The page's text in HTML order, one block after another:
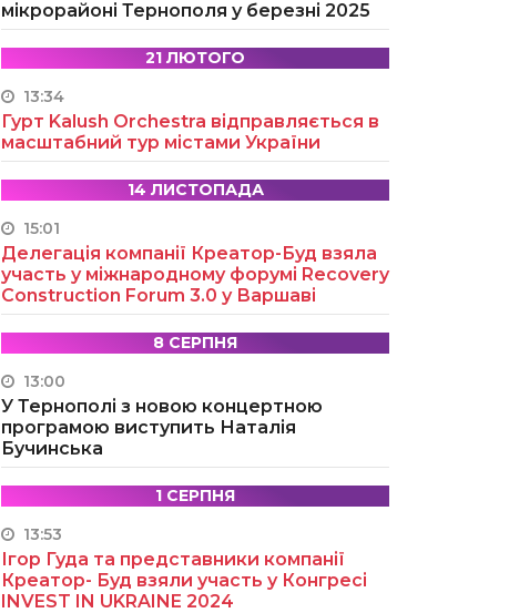
мікрорайоні Тернополя у березні 2025
21 ЛЮТОГО
13:34
Гурт Kalush Orchestra відправляється в
масштабний тур містами України
14 ЛИСТОПАДА
15:01
Делегація компанії Креатор-Буд взяла
участь у міжнародному форумі Recovery
Construction Forum 3.0 у Варшаві
8 СЕРПНЯ
13:00
У Тернополі з новою концертною
програмою виступить Наталія
Бучинська
1 СЕРПНЯ
13:53
Ігор Гуда та представники компанії
Креатор- Буд взяли участь у Конгресі
INVEST IN UKRAINE 2024